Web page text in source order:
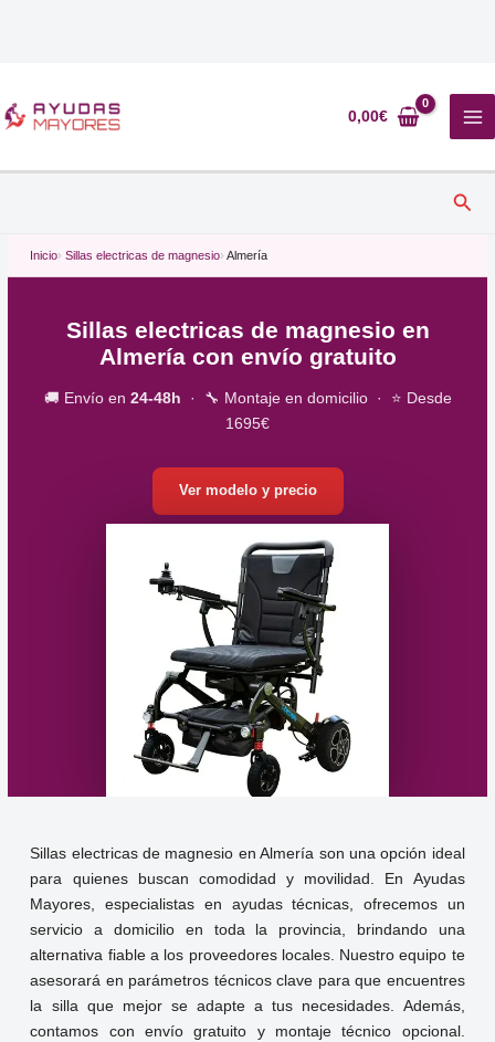
al
contenido
0,00€
Inicio Sillas electricas de magnesio Almería
Sillas electricas de magnesio en
Almería con envío gratuito
🚚 Envío en 24-48h · 🔧 Montaje en domicilio · ⭐ Desde
1695€
Ver modelo y precio
Sillas electricas de magnesio en Almería son una opción ideal
para quienes buscan comodidad y movilidad. En Ayudas
Mayores, especialistas en ayudas técnicas, ofrecemos un
servicio a domicilio en toda la provincia, brindando una
alternativa fiable a los proveedores locales. Nuestro equipo te
asesorará en parámetros técnicos clave para que encuentres
la silla que mejor se adapte a tus necesidades. Además,
contamos con envío gratuito y montaje técnico opcional.